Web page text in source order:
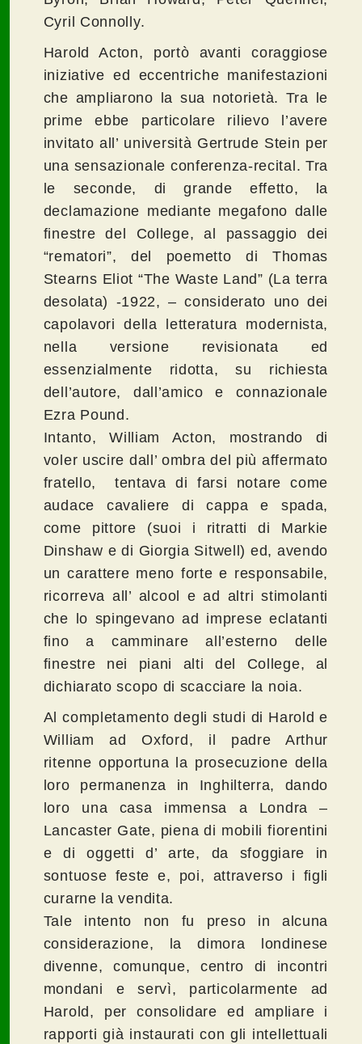
Cyril Connolly.
Harold Acton, portò avanti coraggiose
iniziative ed eccentriche manifestazioni
che ampliarono la sua notorietà. Tra le
prime ebbe particolare rilievo l’avere
invitato all’ università Gertrude Stein per
una sensazionale conferenza-recital. Tra
le seconde, di grande effetto, la
declamazione mediante megafono dalle
finestre del College, al passaggio dei
“rematori”, del poemetto di Thomas
Stearns Eliot “The Waste Land” (La terra
desolata) -1922, – considerato uno dei
capolavori della letteratura modernista,
nella versione revisionata ed
essenzialmente ridotta, su richiesta
dell’autore, dall’amico e connazionale
Ezra Pound.
Intanto, William Acton, mostrando di
voler uscire dall’ ombra del più affermato
fratello, tentava di farsi notare come
audace cavaliere di cappa e spada,
come pittore (suoi i ritratti di Markie
Dinshaw e di Giorgia Sitwell) ed, avendo
un carattere meno forte e responsabile,
ricorreva all’ alcool e ad altri stimolanti
che lo spingevano ad imprese eclatanti
fino a camminare all’esterno delle
finestre nei piani alti del College, al
dichiarato scopo di scacciare la noia.
Al completamento degli studi di Harold e
William ad Oxford, il padre Arthur
ritenne opportuna la prosecuzione della
loro permanenza in Inghilterra, dando
loro una casa immensa a Londra –
Lancaster Gate, piena di mobili fiorentini
e di oggetti d’ arte, da sfoggiare in
sontuose feste e, poi, attraverso i figli
curarne la vendita.
Tale intento non fu preso in alcuna
considerazione, la dimora londinese
divenne, comunque, centro di incontri
mondani e servì, particolarmente ad
Harold, per consolidare ed ampliare i
rapporti già instaurati con gli intellettuali